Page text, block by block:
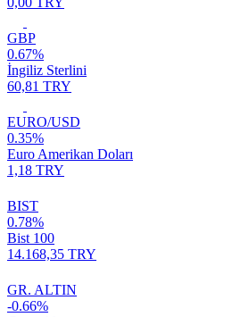
GBP
0.67%
İngiliz Sterlini
60,81 TRY
EURO/USD
0.35%
Euro Amerikan Doları
1,18 TRY
BIST
0.78%
Bist 100
14.168,35 TRY
GR. ALTIN
-0.66%